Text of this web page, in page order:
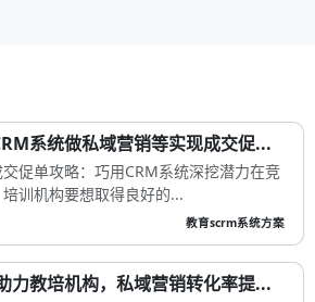
系统做私域营销等实现成交促...
促单攻略：巧用CRM系统深挖潜力在竞
训机构要想取得良好的...
教育scrm系统方案
力教培机构，私域营销转化率提...